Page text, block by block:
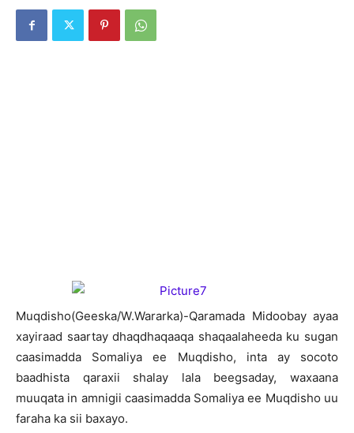
Muqdisho(Geeska/W.Wararka)-Qaramada Midoobay ayaa
xayiraad saartay dhaqdhaqaaqa shaqaalaheeda ku sugan
caasimadda Somaliya ee Muqdisho, inta ay socoto
baadhista qaraxii shalay lala beegsaday, waxaana
muuqata in amnigii caasimadda Somaliya ee Muqdisho uu
faraha ka sii baxayo.